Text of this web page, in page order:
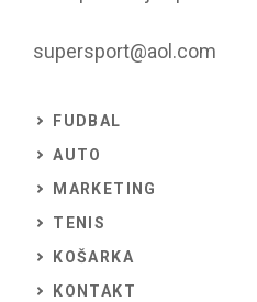
supersport@aol.com
FUDBAL
AUTO
MARKETING
TENIS
KOŠARKA
KONTAKT